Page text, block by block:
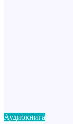
Аудиокнига